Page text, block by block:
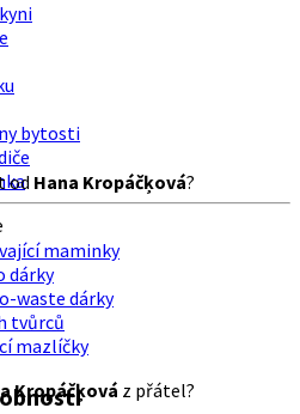
bytosti
maminky
dárky
waste dárky
tvůrců
mazlíčky
od Hana Kropáčķová?
Kropáčķová z přátel?